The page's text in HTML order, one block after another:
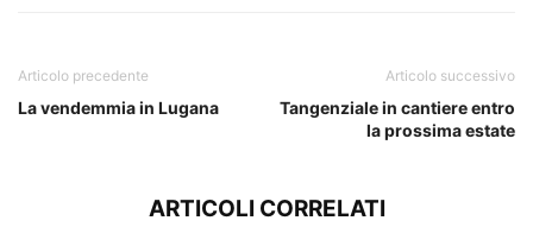
Articolo precedente
La vendemmia in Lugana
Articolo successivo
Tangenziale in cantiere entro
la prossima estate
ARTICOLI CORRELATI